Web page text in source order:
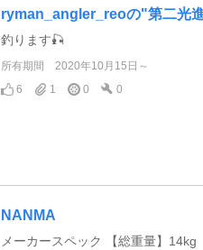
ryman_angler_reoの"第二光
釣ります🎣
所有期間
2020年10月15日～
6
1 0 0
NANMA
メーカースペック 【総重量】14kg